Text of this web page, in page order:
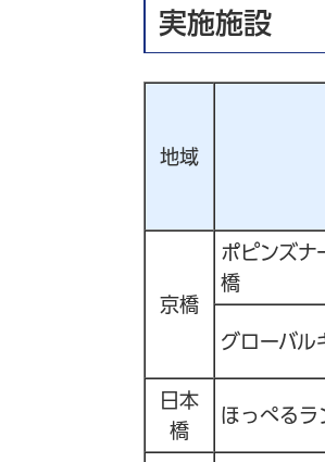
実施施設
地域
京橋
ポピンズナ
橋
グローバル
日本
橋
ほっぺるラ